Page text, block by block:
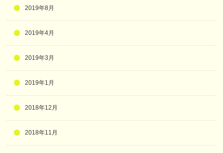
2019年8月
2019年4月
2019年3月
2019年1月
2018年12月
2018年11月